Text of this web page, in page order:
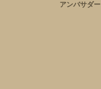
アンバサダー